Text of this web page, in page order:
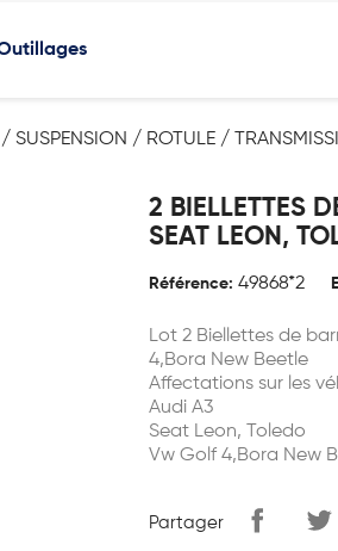
/ SUSPENSION / ROTULE /
2 BIELLETTES
SEAT LEON,
Référence: 49868*2
Lot 2 Biellettes de
4,Bora New Beetle
Affectations sur les
Audi A3
Seat Leon, Toledo
Vw Golf 4,Bora New
Partager